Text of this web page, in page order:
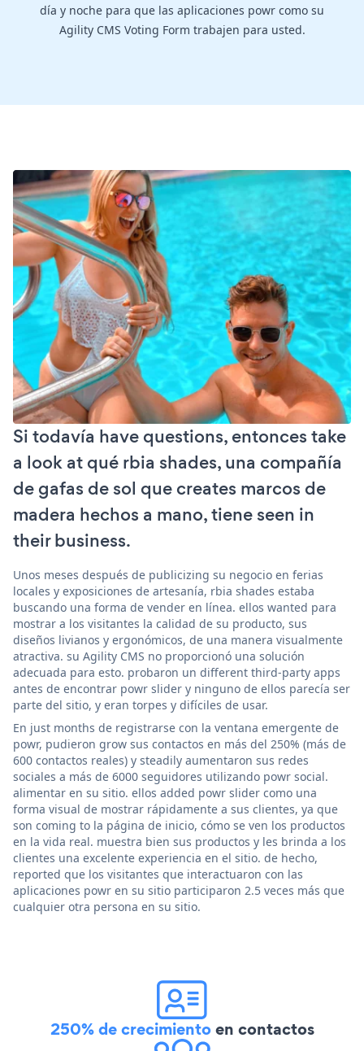
día y noche para que las aplicaciones powr como su
Agility CMS Voting Form trabajen para usted.
Si todavía have questions, entonces take
a look at qué rbia shades, una compañía
de gafas de sol que creates marcos de
madera hechos a mano, tiene seen in
their business.
Unos meses después de publicizing su negocio en ferias
locales y exposiciones de artesanía, rbia shades estaba
buscando una forma de vender en línea. ellos wanted para
mostrar a los visitantes la calidad de su producto, sus
diseños livianos y ergonómicos, de una manera visualmente
atractiva. su Agility CMS no proporcionó una solución
adecuada para esto. probaron un different third-party apps
antes de encontrar powr slider y ninguno de ellos parecía ser
parte del sitio, y eran torpes y difíciles de usar.
En just months de registrarse con la ventana emergente de
powr, pudieron grow sus contactos en más del 250% (más de
600 contactos reales) y steadily aumentaron sus redes
sociales a más de 6000 seguidores utilizando powr social.
alimentar en su sitio. ellos added powr slider como una
forma visual de mostrar rápidamente a sus clientes, ya que
son coming to la página de inicio, cómo se ven los productos
en la vida real. muestra bien sus productos y les brinda a los
clientes una excelente experiencia en el sitio. de hecho,
reported que los visitantes que interactuaron con las
aplicaciones powr en su sitio participaron 2.5 veces más que
cualquier otra persona en su sitio.
250% de crecimientoen contactos